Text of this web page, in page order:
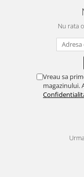
Nu rata
Vreau sa
magazinului.